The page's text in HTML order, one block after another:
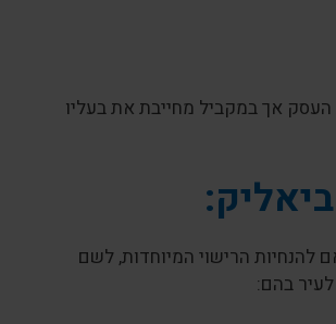
אך במקביל מחייבת את בעליו
להנחיות הרישוי המיוחדות, לשם
בהם: